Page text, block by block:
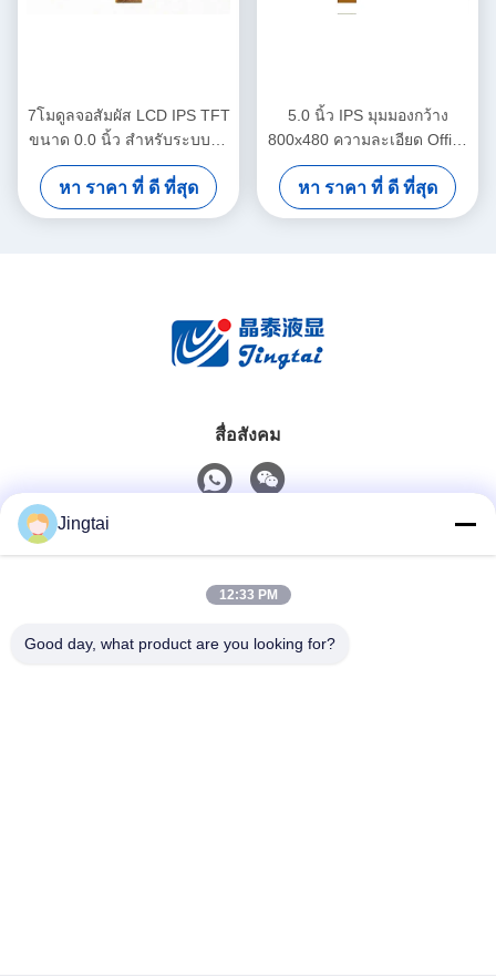
7โมดูลจอสัมผัส LCD IPS TFT
ขนาด 0.0 นิ้ว สําหรับระบบอัต
โนมัติสํานักงานที่ติดตั้ง
หา ราคา ที่ ดี ที่สุด
5.0 นิ้ว IPS มุมมองกว้าง
800x480 ความละเอียด Office
อัตโนมัติ TFT LCD Module
หา ราคา ที่ ดี ที่สุด
สื่อสังคม
0086-755-27491128
Jingtai
12:33 PM
Good day, what product are you looking for?